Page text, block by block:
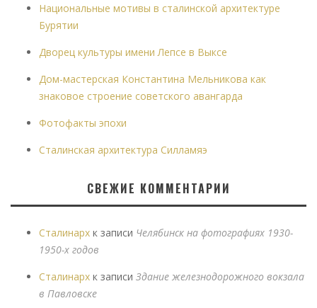
Национальные мотивы в сталинской архитектуре
Бурятии
Дворец культуры имени Лепсе в Выксе
Дом-мастерская Константина Мельникова как
знаковое строение советского авангарда
Фотофакты эпохи
Сталинская архитектура Силламяэ
СВЕЖИЕ КОММЕНТАРИИ
Сталинарх к записи Челябинск на фотографиях 1930-
1950-х годов
Сталинарх к записи Здание железнодорожного вокзала
в Павловске